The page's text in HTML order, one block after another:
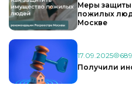
Меры защиты
пожилых
Москве
17.09.2025
Получили